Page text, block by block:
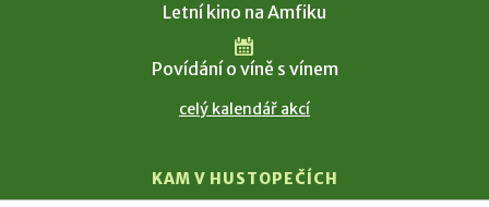
Letní kino na Amfiku
Povídání o víně s vínem
celý kalendář akcí
KAM V HUSTOPEČÍCH